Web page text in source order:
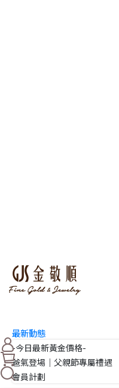
最新動態
-今日最新黃金價格-
爸氣登場｜父親節專屬禮遇
會員計劃